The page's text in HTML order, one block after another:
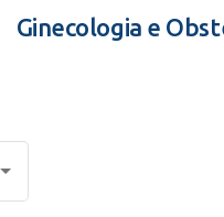
Ginecologia e